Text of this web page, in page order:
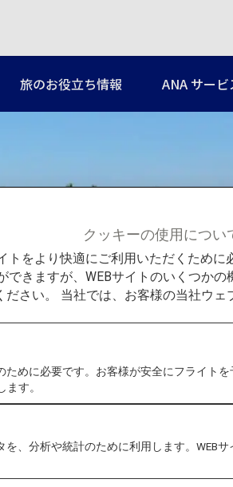
旅のお役立ち情報 ANA サービ
中国
クッキーの使用につい
トをより快適にご利用いただくため
きますが、WEBサイトのいくつか
ださい。 当社では、お客様の当社ウ
ために必要です。お客様が安全にフライトを
す。
、分析や統計のために利用します。WEBサ